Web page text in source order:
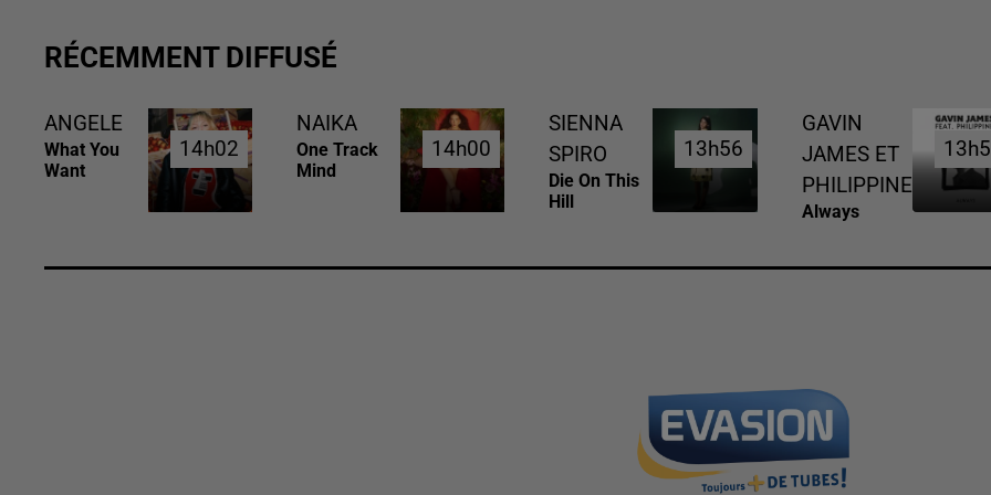
RÉCEMMENT DIFFUSÉ
ANGELE
What You
Want
14h02
14h02
NAIKA
One Track
Mind
14h00
14h00
SIENNA
SPIRO
Die On This
Hill
13h56
13h56
GAVIN
JAMES ET
PHILIPPINE
Always